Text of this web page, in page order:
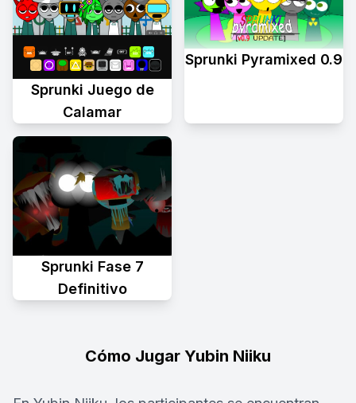
Sprunki Juego de
Calamar
Sprunki Pyramixed 0.9
Sprunki Fase 7
Definitivo
Cómo Jugar Yubin Niiku